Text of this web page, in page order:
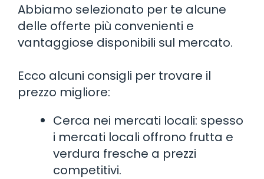
Abbiamo selezionato per te alcune
delle offerte più convenienti e
vantaggiose disponibili sul mercato.
Ecco alcuni consigli per trovare il
prezzo migliore:
Cerca nei mercati locali: spesso
i mercati locali offrono frutta e
verdura fresche a prezzi
competitivi.